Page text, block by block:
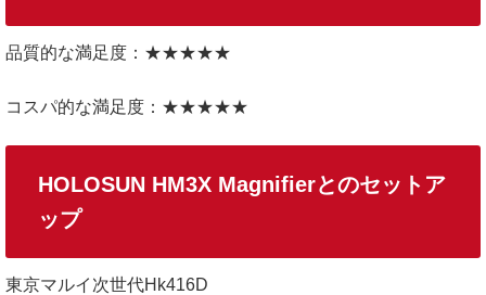
品質的な満足度：★★★★★
コスパ的な満足度：★★★★★
HOLOSUN HM3X Magnifierとのセットア
ップ
東京マルイ次世代Hk416D